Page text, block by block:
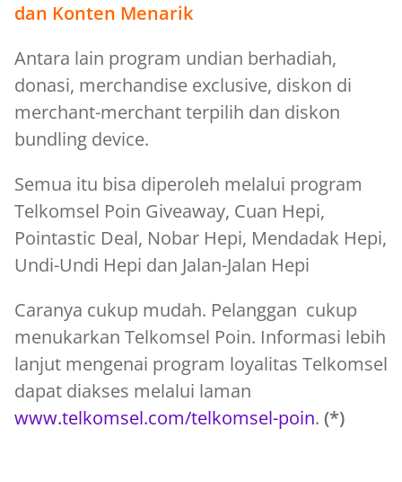
dan Konten Menarik
Antara lain program undian berhadiah,
donasi, merchandise exclusive, diskon di
merchant-merchant terpilih dan diskon
bundling device.
Semua itu bisa diperoleh melalui program
Telkomsel Poin Giveaway, Cuan Hepi,
Pointastic Deal, Nobar Hepi, Mendadak Hepi,
Undi-Undi Hepi dan Jalan-Jalan Hepi
Caranya cukup mudah. Pelanggan cukup
menukarkan Telkomsel Poin. Informasi lebih
lanjut mengenai program loyalitas Telkomsel
dapat diakses melalui laman
www.telkomsel.com/telkomsel-poin. (*)